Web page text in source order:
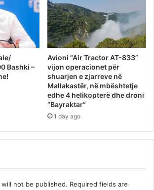
Bashki –
Avioni “Air Tractor AT-833”
vijon operacionet për
shuarjen e zjarreve në
Mallakastër, në mbështetje
edhe 4 helikopterë dhe droni
“Bayraktar”
1 day ago
not be published. Required fields are